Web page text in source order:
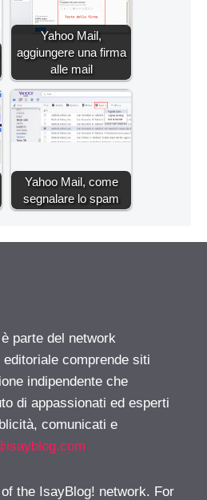
Yahoo Mail,
aggiungere una firma
alle mail
Yahoo Mail, come
segnalare lo spam
parte del network
comprende siti
indipendente che
di appassionati ed esperti
comunicati e
the IsayBlog! network. For